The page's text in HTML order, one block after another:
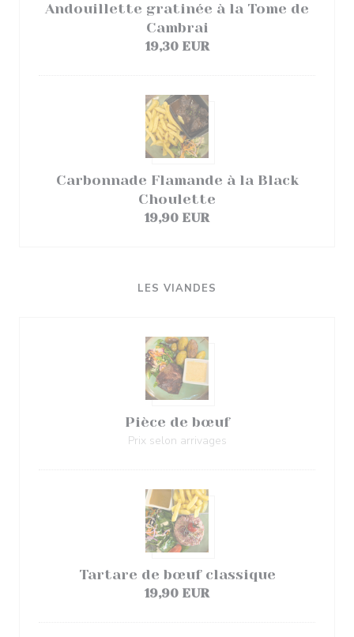
Andouillette gratinée à la Tome de
Cambrai
19,30 EUR
Carbonnade Flamande à la Black
Choulette
19,90 EUR
LES VIANDES
Pièce de bœuf
Prix selon arrivages
Tartare de bœuf classique
19,90 EUR